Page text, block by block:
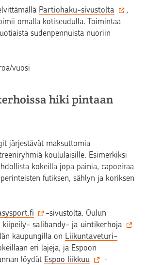
Partiohaku-sivustolta
,
omalla kotiseudulla. Toimintaa
sudenpennuista nuoriin
vuosi
hiki pintaan
järjestävät maksuttomia
koululaisille. Esimerkiksi
kokeilla jopa painia, capoeiraa
futiksen, sählyn ja koriksen
-sivustolta. Oulun
kiipeily- salibandy- ja uintikerhoja
kaupungilla on Liikuntaveturi-
eri lajeja, ja Espoon
löydät Espoo liikkuu
-